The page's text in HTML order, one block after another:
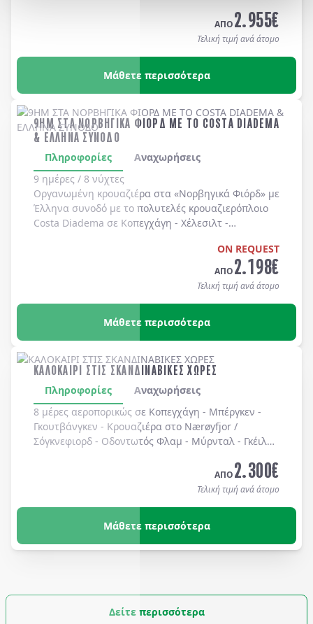
. Διαμονή σε
ΑΠΟ2.955€
Τελική τιμή ανά άτομο
Μάθετε περισσότερα
9ΗΜ ΣΤΑ ΝΟΡΒΗΓΙΚΑ ΦΙΟΡΔ ΜΕ ΤΟ COSTA DIADEMA
& ΕΛΛΗΝΑ ΣΥΝΟΔΟ
Πληροφορίες
Αναχωρήσεις
9 ημέρες / 8 νύχτες
Οργανωμένη κρουαζιέρα στα «Νορβηγικά Φιόρδ» με
Έλληνα συνοδό με το πολυτελές κρουαζιερόπλοιο
Costa Diadema σε Κοπεγχάγη - Χέλεσιλτ -
ON REQUEST
ΑΠΟ2.198€
Τελική τιμή ανά άτομο
Μάθετε περισσότερα
ΚΑΛΟΚΑΙΡΙ ΣΤΙΣ ΣΚΑΝΔΙΝΑΒΙΚΕΣ ΧΩΡΕΣ
Πληροφορίες
Αναχωρήσεις
8 μέρες αεροπορικώς σε Κοπεγχάγη - Μπέργκεν -
Γκουτβάνγκεν - Κρουαζιέρα στο Nærøyfjor /
Σόγκνεφιορδ - Οδοντωτός Φλαμ - Μύρνταλ - Γκέιλο -
Στοκχόλμη. Διαμονή σε ξενοδοχεία 3* & 4* με
ΑΠΟ2.300€
Τελική τιμή ανά άτομο
Μάθετε περισσότερα
Δείτε περισσότερα